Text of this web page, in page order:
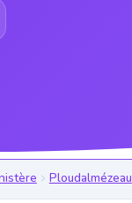
Ploudalmézeau